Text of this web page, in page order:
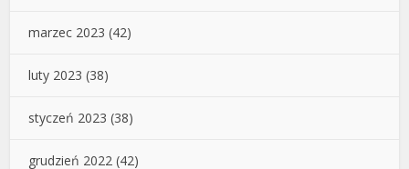
marzec 2023 (42)
luty 2023 (38)
styczeń 2023 (38)
grudzień 2022 (42)